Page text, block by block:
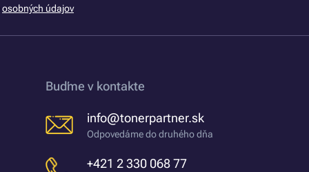
osobných údajov
Buďme v kontakte
info@tonerpartner.sk
Odpovedáme do druhého dňa
+421 2 330 068 77